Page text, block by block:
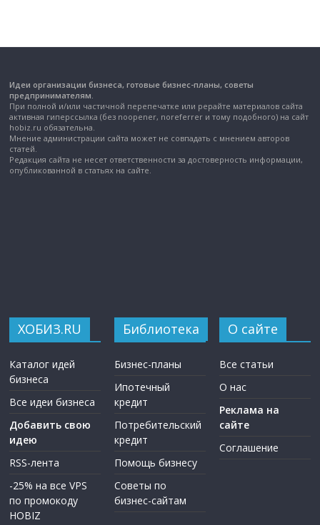
Идеи организации бизнеса, готовые бизнес-планы, советы
предпринимателям.
При полной и/или частичной перепечатке или рерайте материалов сайта
активная гиперссылка (без noopener, noreferrer и тому подобного) на сайт
hobiz.ru обязательна.
Мнение администрации сайта может не совпадать с мнением авторов
статей.
Редакция сайта не несет ответственности за достоверность информации,
опубликованной в статьях на сайте.
ХОБИЗ.RU
Каталог идей
бизнеса
Все идеи бизнеса
Добавить свою
идею
RSS-лента
-25% на все VPS
по промокоду
HOBIZ
Библиотека
Бизнес-планы
Ипотечный
кредит
Потребительский
кредит
Помощь бизнесу
Советы по
бизнес-сайтам
О сайте
Все статьи
О нас
Реклама на
сайте
Соглашение